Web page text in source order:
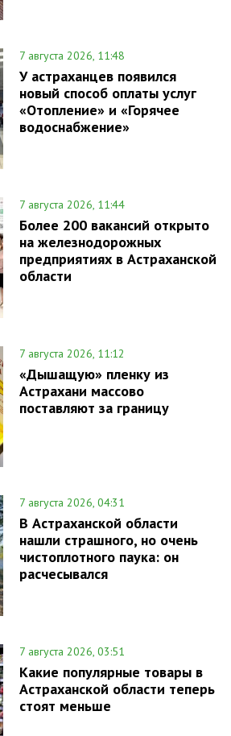
7 августа 2026, 11:48
У астраханцев появился
новый способ оплаты услуг
«Отопление» и «Горячее
водоснабжение»
7 августа 2026, 11:44
Более 200 вакансий открыто
на железнодорожных
предприятиях в Астраханской
области
7 августа 2026, 11:12
«Дышащую» пленку из
Астрахани массово
поставляют за границу
7 августа 2026, 04:31
В Астраханской области
нашли страшного, но очень
чистоплотного паука: он
расчесывался
7 августа 2026, 03:51
Какие популярные товары в
Астраханской области теперь
стоят меньше